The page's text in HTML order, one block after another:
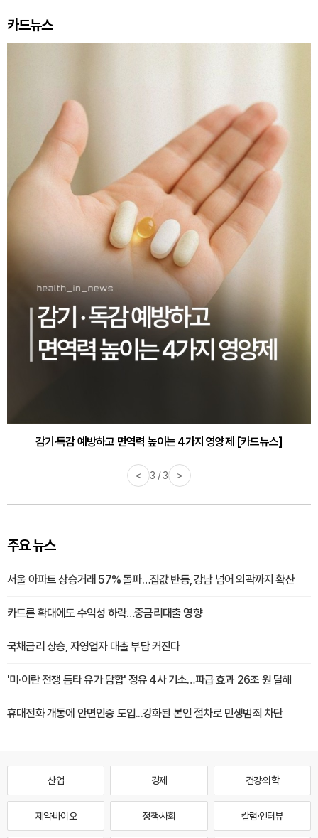
카드뉴스
바쁜 아침, 공복에 먹기 좋은 과일 4가지 [카드뉴스]
감기·독감 예방하고 면역력 높이는 4가지 영양제 [카드뉴스]
< 3 / 3 >
주요 뉴스
서울 아파트 상승거래 57% 돌파…집값 반등, 강남 넘어 외곽까지 확산
카드론 확대에도 수익성 하락…중금리대출 영향
국채금리 상승, 자영업자 대출 부담 커진다
'미·이란 전쟁 틈타 유가 담합' 정유 4사 기소…파급 효과 26조 원 달해
휴대전화 개통에 안면인증 도입...강화된 본인 절차로 민생범죄 차단
산업 경제 건강·의학
제약·바이오 정책·사회 칼럼·인터뷰